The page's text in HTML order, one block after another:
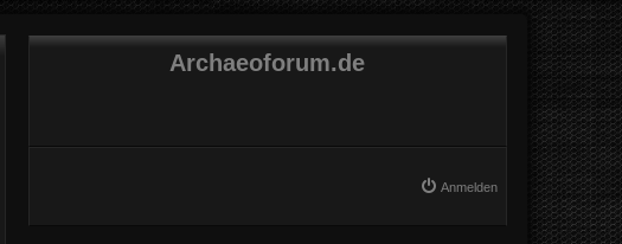
Archaeoforum.de
Anmelden